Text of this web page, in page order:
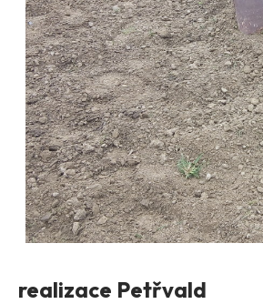
realizace Petřvald